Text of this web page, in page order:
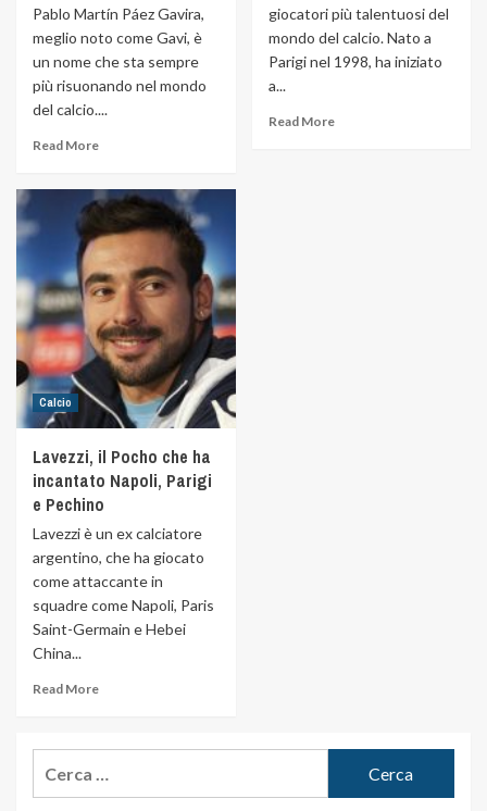
Pablo Martín Páez Gavira,
meglio noto come Gavi, è
un nome che sta sempre
più risuonando nel mondo
del calcio....
Read More
giocatori più talentuosi del
mondo del calcio. Nato a
Parigi nel 1998, ha iniziato
a...
Read More
Calcio
Lavezzi, il Pocho che ha
incantato Napoli, Parigi
e Pechino
Lavezzi è un ex calciatore
argentino, che ha giocato
come attaccante in
squadre come Napoli, Paris
Saint-Germain e Hebei
China...
Read More